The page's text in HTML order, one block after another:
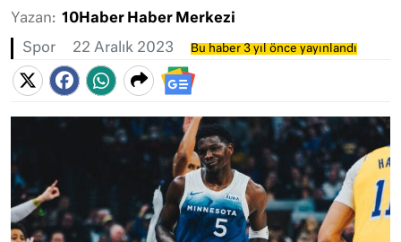
Yazan: 10Haber Haber Merkezi
Spor 22 Aralık 2023 Bu haber 3 yıl önce yayınlandı